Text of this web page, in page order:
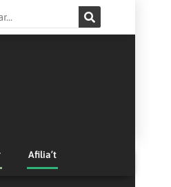
Afilia’t